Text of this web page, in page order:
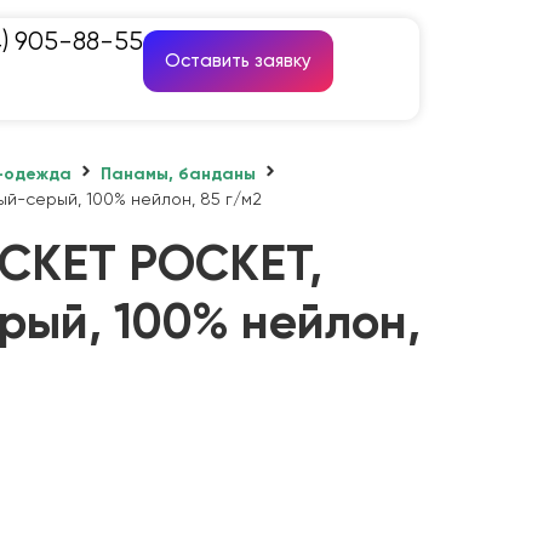
905-88-55
Оставить заявку
Панамы, банданы
серый, 100% нейлон, 85 г/м2
POCKET,
100% нейлон,